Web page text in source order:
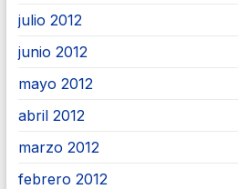
julio 2012
junio 2012
mayo 2012
abril 2012
marzo 2012
febrero 2012